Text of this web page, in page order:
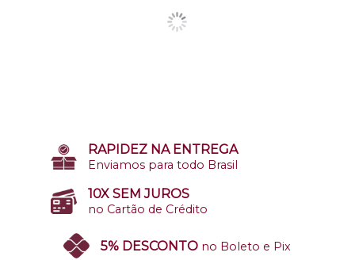
RAPIDEZ NA ENTREGA
Enviamos para todo Brasil
10X SEM JUROS
no Cartão de Crédito
5% DESCONTO no Boleto e Pix